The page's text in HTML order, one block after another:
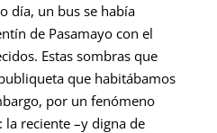
día, un bus se había
de Pasamayo con el
Estas sombras que
que habitábamos
por un fenómeno
reciente –y digna de